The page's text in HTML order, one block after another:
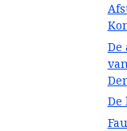
De
De